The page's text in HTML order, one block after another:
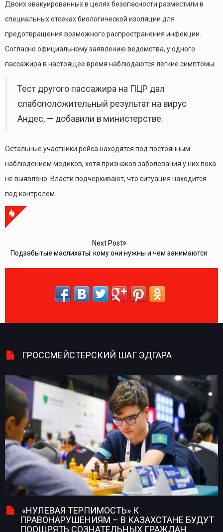
Двоих эвакуированных в целях безопасности разместили в
специальных отсеках биологической изоляции для
предотвращения возможного распространения инфекции.
Согласно официальному заявлению ведомства, у одного
пассажира в настоящее время наблюдаются лёгкие симптомы.
Тест другого пассажира на ПЦР дал
слабоположительный результат на вирус
Андес, — добавили в министерстве.
Остальные участники рейса находятся под постоянным
наблюдением медиков, хотя признаков заболевания у них пока
не выявлено. Власти подчеркивают, что ситуация находится
под контролем.
Next Post
Подзабытые маслихаты: кому они нужны и чем занимаются
ГРОССМЕЙСТЕРСКИЙ ШАГ ЭДГАРА
«НУЛЕВАЯ ТЕРПИМОСТЬ» К
ПРАВОНАРУШЕНИЯМ – В КАЗАХСТАНЕ БУДУТ
ПООЩРЯТЬ СОЗНАТЕЛЬНЫХ ГРАЖДАН